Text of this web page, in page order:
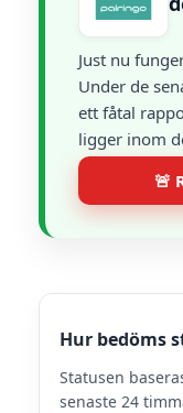
Just nu
Under de
ett fåtal
ligger inom
🚨
Hur bedöms
Statusen
senaste 24